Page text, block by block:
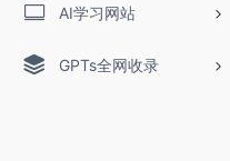
AI学习网站
GPTs全网收录